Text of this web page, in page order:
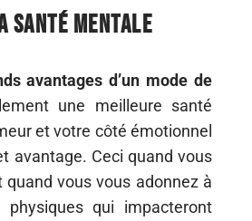
santé mentale
avantages d’un mode de
une meilleure santé
et votre côté émotionnel
avantage. Ceci quand vous
vous vous adonnez à
physiques qui impacteront